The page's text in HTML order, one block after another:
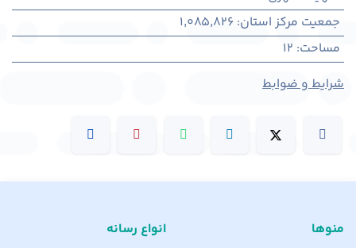
جمعیت مرکز استان:
1,085,826
مساحت:
12
شرایط و ضوابط
منوها انواع رسانه